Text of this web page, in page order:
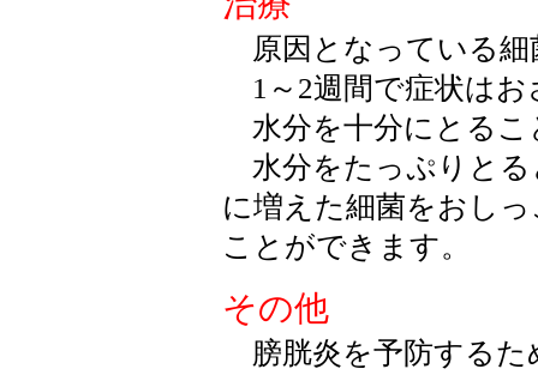
原因となっている細
1～2週間で症状はお
水分を十分にとるこ
水分をたっぷりとる
に増えた細菌をおし
ことができます。
その他
膀胱炎を予防するた